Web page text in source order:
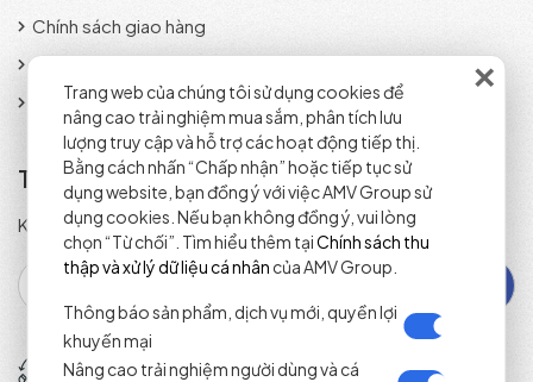
×
Trang web của chúng tôi sử dụng cookies để
nâng cao trải nghiệm mua sắm, phân tích lưu
lượng truy cập và hỗ trợ các hoạt động tiếp thị.
Bằng cách nhấn “Chấp nhận” hoặc tiếp tục sử
dụng website, bạn đồng ý với việc AMV Group sử
dụng cookies. Nếu bạn không đồng ý, vui lòng
chọn “Từ chối”. Tìm hiểu thêm tạiChính sách thu
thập và xử lý dữ liệu cá nhân của AMV Group.
Thông báo sản phẩm, dịch vụ mới, quyền lợi
khuyến mại
Nâng cao trải nghiệm người dùng và cá
Chính sách giao hàng
Phương thức thanh toán
Chính sách đổi trả sản phẩm
Tra cứu đơn hàng
Kiểm tra trạng thái đơn hàng nhanh chóng và chính xác.
Tổng đài đặt hàng